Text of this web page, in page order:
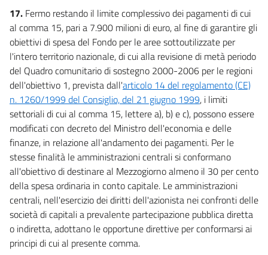
17. Fermo restando il limite complessivo dei pagamenti di cui
al comma 15, pari a 7.900 milioni di euro, al fine di garantire gli
obiettivi di spesa del Fondo per le aree sottoutilizzate per
l'intero territorio nazionale, di cui alla revisione di metà periodo
del Quadro comunitario di sostegno 2000-2006 per le regioni
dell'obiettivo 1, prevista dall'articolo 14 del regolamento (CE)
n. 1260/1999 del Consiglio, del 21 giugno 1999, i limiti
settoriali di cui al comma 15, lettere a), b) e c), possono essere
modificati con decreto del Ministro dell'economia e delle
finanze, in relazione all'andamento dei pagamenti. Per le
stesse finalità le amministrazioni centrali si conformano
all'obiettivo di destinare al Mezzogiorno almeno il 30 per cento
della spesa ordinaria in conto capitale. Le amministrazioni
centrali, nell'esercizio dei diritti dell'azionista nei confronti delle
società di capitali a prevalente partecipazione pubblica diretta
o indiretta, adottano le opportune direttive per conformarsi ai
principi di cui al presente comma.